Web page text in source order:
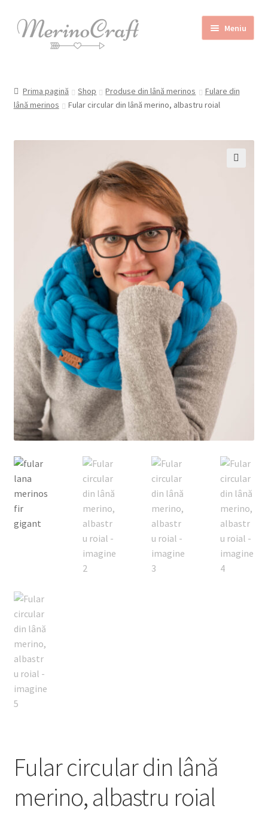
Sari
la
Sari
la
Meniu
Despre MerinoCraft
Shop
Contact
Prima pagină Shop Produse din lână merinos
Fulare din
lână merinos
Fular circular din lână merino, albastru roial
Fular circular din lână
merino, albastru roial